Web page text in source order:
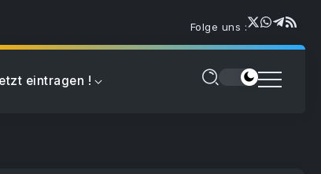
Folge uns :
eintragen !